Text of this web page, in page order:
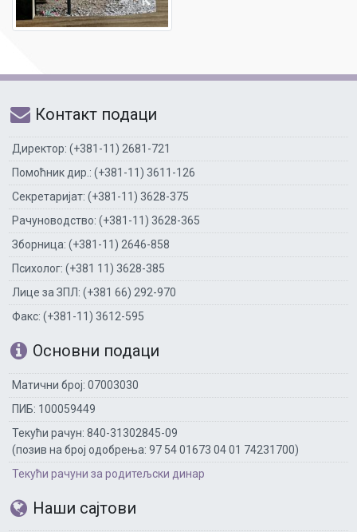
Контакт подаци
Директор: (+381-11) 2681-721
Помоћник дир.: (+381-11) 3611-126
Секретаријат: (+381-11) 3628-375
Рачуноводство: (+381-11) 3628-365
Зборница: (+381-11) 2646-858
Психолог: (+381 11) 3628-385
Лице за ЗПЛ: (+381 66) 292-970
Факс: (+381-11) 3612-595
Основни подаци
Матични број: 07003030
ПИБ: 100059449
Текући рачун: 840-31302845-09
(позив на број одобрења: 97 54 01673 04 01 74231700)
Текући рачуни за родитељски динар
Наши сајтови